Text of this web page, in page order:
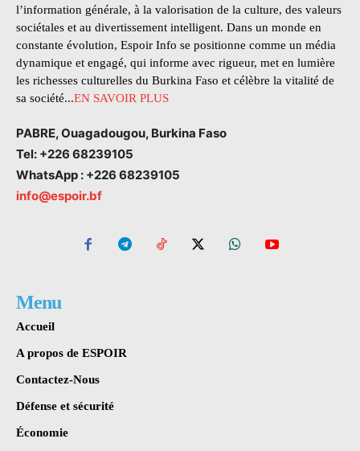
l’information générale, à la valorisation de la culture, des valeurs
sociétales et au divertissement intelligent. Dans un monde en
constante évolution, Espoir Info se positionne comme un média
dynamique et engagé, qui informe avec rigueur, met en lumière
les richesses culturelles du Burkina Faso et célèbre la vitalité de
sa société...EN SAVOIR PLUS
PABRE, Ouagadougou, Burkina Faso
Tel: +226 68239105
WhatsApp : +226 68239105
info@espoir.bf
Menu
Accueil
A propos de ESPOIR
Contactez-Nous
Défense et sécurité
Économie